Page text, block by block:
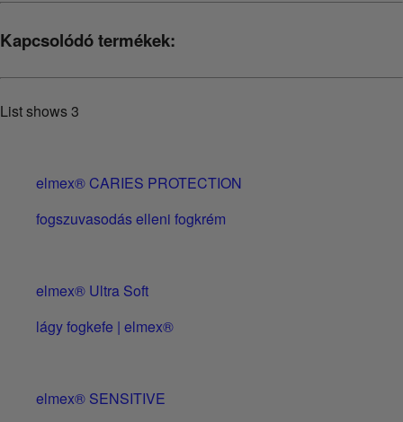
Kapcsolódó termékek:
List shows3
elmex® CARIES PROTECTION
fogszuvasodás elleni fogkrém
elmex® Ultra Soft
lágy fogkefe | elmex®
elmex® SENSITIVE